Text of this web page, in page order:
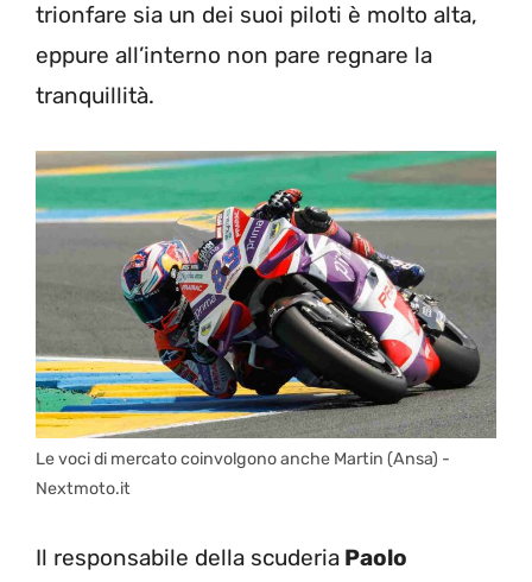
trionfare sia un dei suoi piloti è molto alta,
eppure all’interno non pare regnare la
tranquillità.
Le voci di mercato coinvolgono anche Martin (Ansa) -
Nextmoto.it
Il responsabile della scuderia Paolo